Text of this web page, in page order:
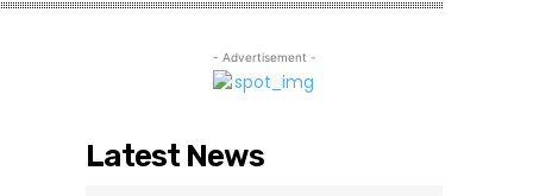
- Advertisement -
Latest News